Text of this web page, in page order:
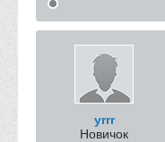
yrrr
Новичок